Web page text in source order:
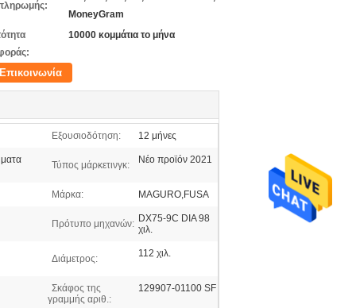
MoneyGram
10000 κομμάτια το μήνα
Επικοινωνία
Εξουσιοδότηση: 12 μήνες
Τύπος μάρκετινγκ: Νέο προϊόν 2021
Μάρκα: MAGURO,FUSA
Πρότυπο μηχανών: DX75-9C DIA 98
χιλ.
Διάμετρος: 112 χιλ.
Σκάφος της
γραμμής αριθ.:
129907-01100 SF